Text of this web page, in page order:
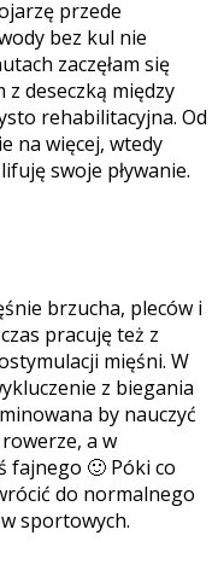
przede
bez kul nie
zaczęłam się
z deseczką między
rehabilitacyjna. Od
na więcej, wtedy
swoje pływanie.
brzucha, pleców i
pracuję też z
mięśni. W
z biegania
by nauczyć
a w
fajnego 🙂 Póki co
do normalnego
sportowych.